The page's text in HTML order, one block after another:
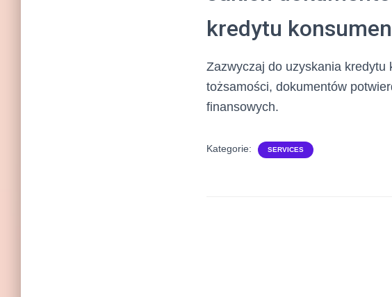
kredytu
Zazwyczaj do uzyskania
tożsamości, dokumentów
finansowych.
Kategorie: SERVICES